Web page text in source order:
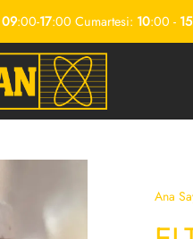
09:00-17:00 Cumartesi: 10:00 - 15
Ana